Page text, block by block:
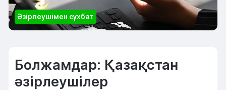
Әзірлеушімен сұхбат
Болжамдар: Қазақстан
әзірлеушілер